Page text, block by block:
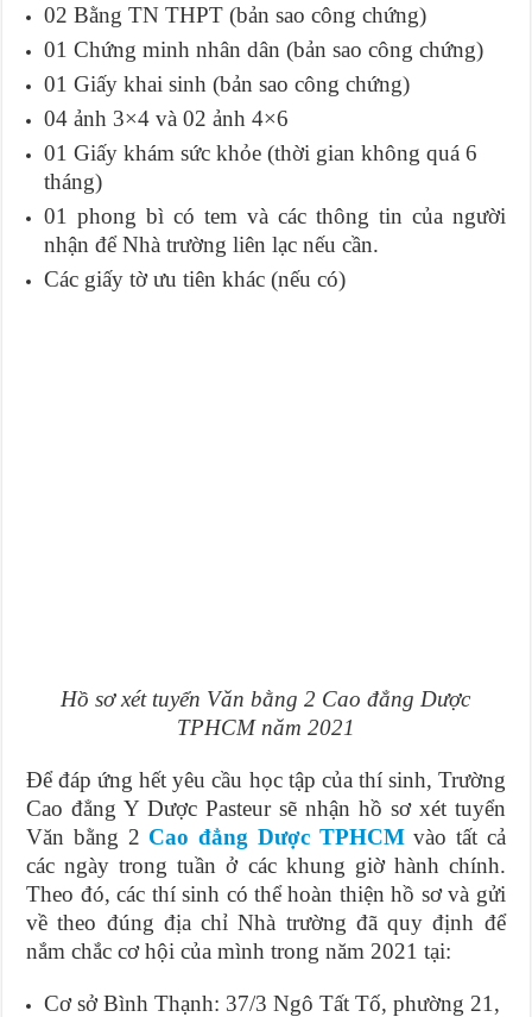
02 Bằng TN THPT (bản sao công chứng)
01 Chứng minh nhân dân (bản sao công chứng)
01 Giấy khai sinh (bản sao công chứng)
04 ảnh 3×4 và 02 ảnh 4×6
01 Giấy khám sức khỏe (thời gian không quá 6
tháng)
01 phong bì có tem và các thông tin của người
nhận để Nhà trường liên lạc nếu cần.
Các giấy tờ ưu tiên khác (nếu có)
Hồ sơ xét tuyển Văn bằng 2 Cao đẳng Dược
TPHCM năm 2021
Để đáp ứng hết yêu cầu học tập của thí sinh, Trường
Cao đẳng Y Dược Pasteur sẽ nhận hồ sơ xét tuyển
Văn bằng 2 Cao đẳng Dược TPHCMvào tất cả
các ngày trong tuần ở các khung giờ hành chính.
Theo đó, các thí sinh có thể hoàn thiện hồ sơ và gửi
về theo đúng địa chỉ Nhà trường đã quy định để
nắm chắc cơ hội của mình trong năm 2021 tại:
Cơ sở Bình Thạnh: 37/3 Ngô Tất Tố, phường 21,